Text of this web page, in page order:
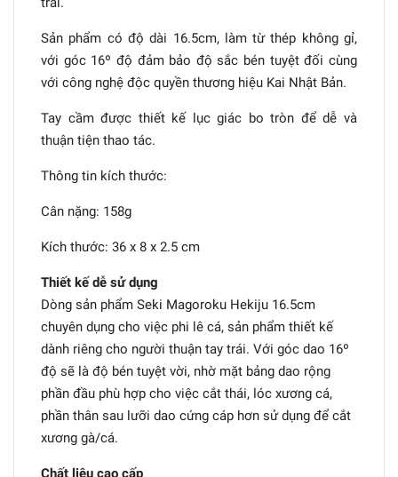
Sản phẩm có độ dài 16.5cm, làm từ thép không gỉ,
với góc 16º độ đảm bảo độ sắc bén tuyệt đối cùng
với công nghệ độc quyền thương hiệu Kai Nhật Bản.
Tay cầm được thiết kế lục giác bo tròn để dễ và
thuận tiện thao tác.
Thông tin kích thước:
Cân nặng: 158g
Kích thước: 36 x 8 x 2.5 cm
Thiết kế dễ sử dụng
Dòng sản phẩm Seki Magoroku Hekiju 16.5cm
chuyên dụng cho việc phi lê cá, sản phẩm thiết kế
dành riêng cho người thuận tay trái. Với góc dao 16º
độ sẽ là độ bén tuyệt vời, nhờ mặt bảng dao rộng
phần đầu phù hợp cho việc cắt thái, lóc xương cá,
phần thân sau lưỡi dao cứng cáp hơn sử dụng để cắt
xương gà/cá.
Chất liệu cao cấp